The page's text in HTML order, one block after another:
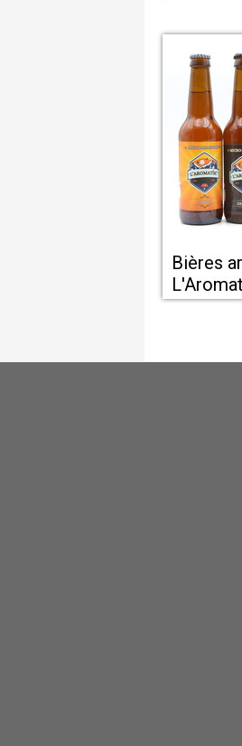
Bières
épicerie